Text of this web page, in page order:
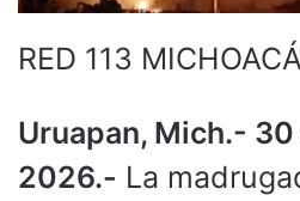
RED 113
Uruapan, Mich.-
2026.- La